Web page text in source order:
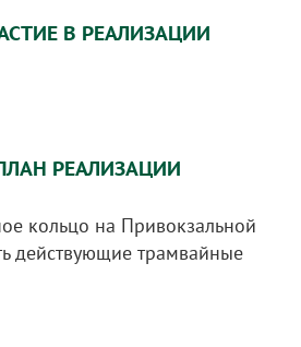
В РЕАЛИЗАЦИИ
РЕАЛИЗАЦИИ
кольцо на Привокзальной
действующие трамвайные